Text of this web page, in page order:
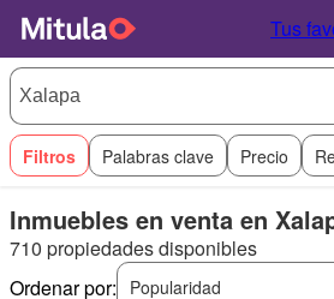
Tus
Filtros Palabras clave Precio
Inmuebles en venta en
710 propiedades disponibles
Ordenar por:
Popularidad